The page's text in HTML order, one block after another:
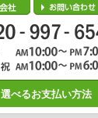
会社概要
選べるお支払い方法